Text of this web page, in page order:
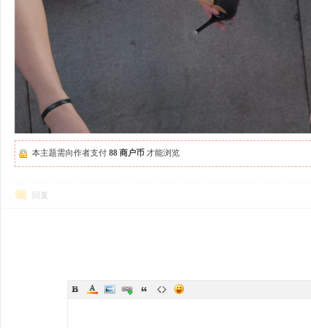
本主题需向作者支付 88 商户币 才能浏览
回复